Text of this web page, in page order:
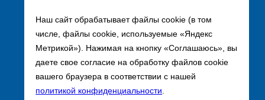
Наш сайт обрабатывает файлы cookie (в том
числе, файлы cookie, используемые «Яндекс
Метрикой»). Нажимая на кнопку «Соглашаюсь», вы
даете свое согласие на обработку файлов cookie
вашего браузера в соответствии с нашей
политикой конфиденциальности.
Заказать звонок
sales@remtorgholod.ru
Разработка и продвижение сайта